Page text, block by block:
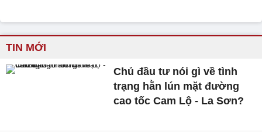
TIN MỚI
Chủ đầu tư nói gì về tình
trạng hằn lún mặt đường
cao tốc Cam Lộ - La Sơn?